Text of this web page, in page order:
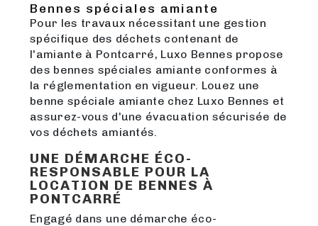
Bennes spéciales amiante
Pour les travaux nécessitant une gestion
spécifique des déchets contenant de
l'amiante à Pontcarré, Luxo Bennes propose
des bennes spéciales amiante conformes à
la réglementation en vigueur. Louez une
benne spéciale amiante chez Luxo Bennes et
assurez-vous d'une évacuation sécurisée de
vos déchets amiantés.
UNE DÉMARCHE ÉCO-
RESPONSABLE POUR LA
LOCATION DE BENNES À
PONTCARRÉ
Engagé dans une démarche éco-